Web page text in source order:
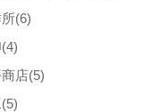
(6)
(4)
店(5)
(5)